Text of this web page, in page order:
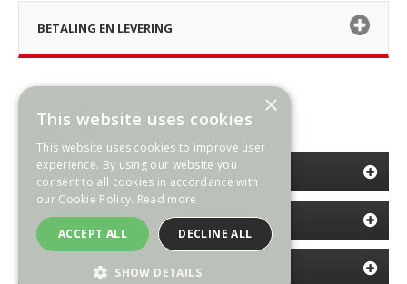
BETALING EN LEVERING
CATEGORIEËN
INFORMATIE
NIEUWSBRIEF
×
This website uses cookies
This website uses cookies to improve user
experience. By using our website you
consent to all cookies in accordance with
our Cookie Policy. Read more
ACCEPT ALL DECLINE ALL
SHOW DETAILS